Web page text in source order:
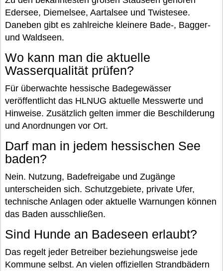
Edersee, Diemelsee, Aartalsee und Twistesee.
Daneben gibt es zahlreiche kleinere Bade-, Bagger-
und Waldseen.
Wo kann man die aktuelle
Wasserqualität prüfen?
Für überwachte hessische Badegewässer
veröffentlicht das HLNUG aktuelle Messwerte und
Hinweise. Zusätzlich gelten immer die Beschilderung
und Anordnungen vor Ort.
Darf man in jedem hessischen See
baden?
Nein. Nutzung, Badefreigabe und Zugänge
unterscheiden sich. Schutzgebiete, private Ufer,
technische Anlagen oder aktuelle Warnungen können
das Baden ausschließen.
Sind Hunde an Badeseen erlaubt?
Das regelt jeder Betreiber beziehungsweise jede
Kommune selbst. An vielen offiziellen Strandbädern